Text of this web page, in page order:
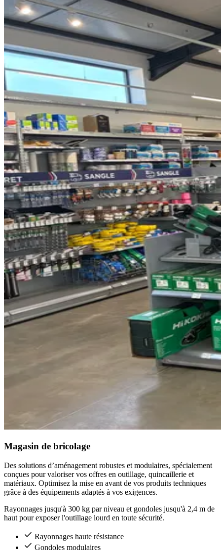
Magasin de bricolage
Des solutions d’aménagement robustes et modulaires, spécialement
conçues pour valoriser vos offres en outillage, quincaillerie et
matériaux. Optimisez la mise en avant de vos produits techniques
grâce à des équipements adaptés à vos exigences.
Rayonnages jusqu'à 300 kg par niveau et gondoles jusqu'à 2,4 m de
haut pour exposer l'outillage lourd en toute sécurité.
Rayonnages haute résistance
Gondoles modulaires